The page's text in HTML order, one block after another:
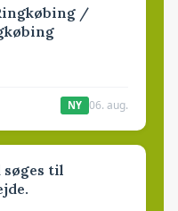
/
NY 06. aug.
til